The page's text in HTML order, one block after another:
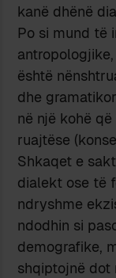
kanë dhënë
Po si mund të
është
dhe
në një kohë
ruajtëse
Shkaqet e
dialekt ose të
ndryshme
ndodhin si
demografike,
shqiptojnë dot